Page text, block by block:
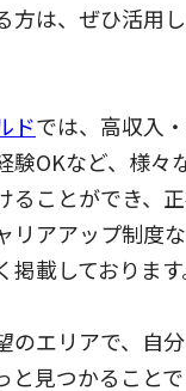
方は、ぜひ活用
ドでは、高収入
験OKなど、様々
ることができ、
リアアップ制度
載しております
のエリアで、自
見つかることで